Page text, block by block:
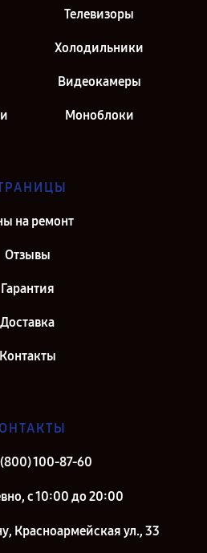
Телевизоры
Холодильники
Видеокамеры
Моноблоки
на ремонт
Отзывы
Гарантия
Доставка
Контакты
100-87-60
с 10:00 до 20:00
Красноармейская ул., 33